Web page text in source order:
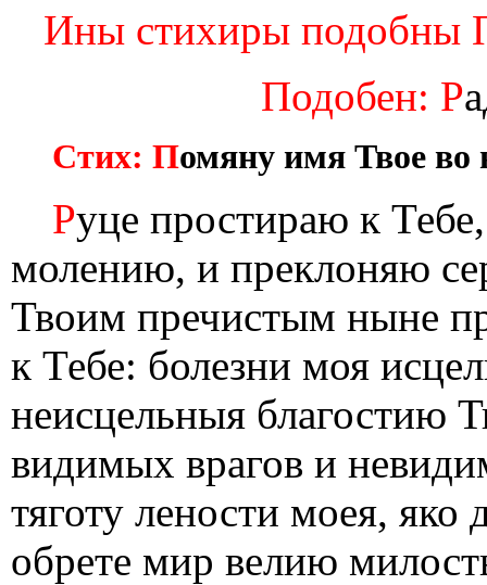
Ины стихиры подобны
Подобен: Р
Стих: Помяну имя Твое во
Руце простираю к
молению, и преклоняю
Твоим пречистым ныне
к Тебе: болезни моя
неисцельныя благостию
видимых врагов и
тяготу лености моея,
обрете мир велию